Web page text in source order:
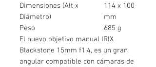
Dimensiones (Alt x
Diámetro)
114 x 100
mm
Peso
685 g
El nuevo objetivo manual IRIX
Blackstone 15mm f1.4, es un gran
angular compatible con cámaras de